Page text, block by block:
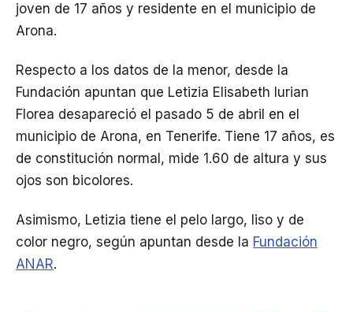
joven de 17 años y residente en el municipio de
Arona.
Respecto a los datos de la menor, desde la
Fundación apuntan que Letizia Elisabeth Iurian
Florea desapareció el pasado 5 de abril en el
municipio de Arona, en Tenerife. Tiene 17 años, es
de constitución normal, mide 1.60 de altura y sus
ojos son bicolores.
Asimismo, Letizia tiene el pelo largo, liso y de
color negro, según apuntan desde la Fundación
ANAR.